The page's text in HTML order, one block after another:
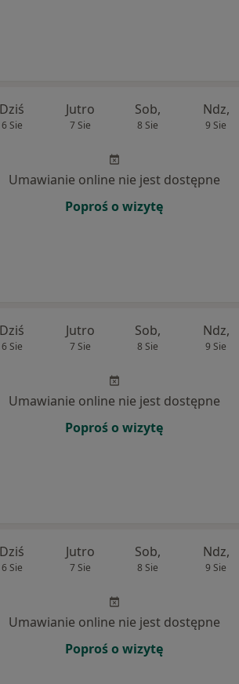
Dziś
6 Sie
Jutro
7 Sie
Sob,
8 Sie
Ndz,
9 Sie
Umawianie online nie jest dostępne
Poproś o wizytę
Dziś
6 Sie
Jutro
7 Sie
Sob,
8 Sie
Ndz,
9 Sie
Umawianie online nie jest dostępne
Poproś o wizytę
Dziś
6 Sie
Jutro
7 Sie
Sob,
8 Sie
Ndz,
9 Sie
Umawianie online nie jest dostępne
Poproś o wizytę